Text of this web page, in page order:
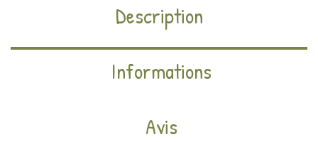
Description
Informations
Avis